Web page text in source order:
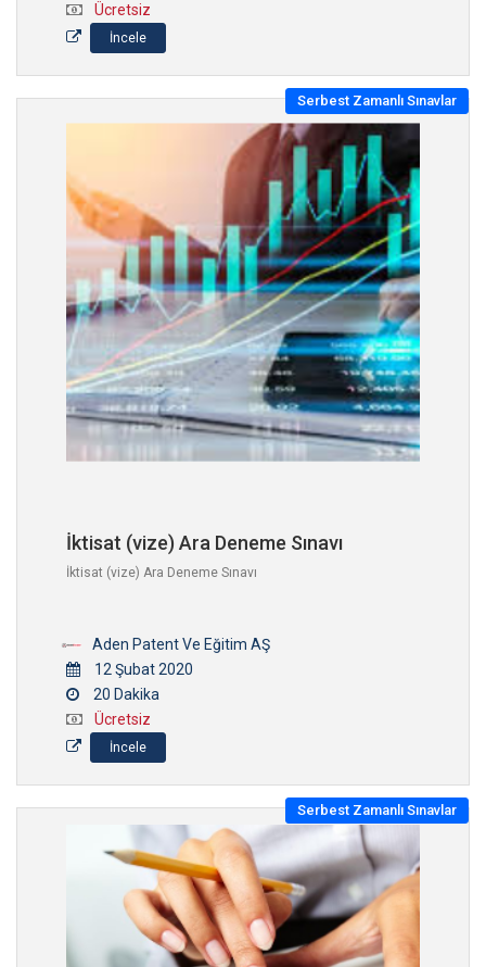
Ücretsiz
İncele
İktisat (vize) Ara Deneme Sınavı
İktisat (vize) Ara Deneme Sınavı
Aden Patent Ve Eğitim AŞ
12 Şubat 2020
20 Dakika
Ücretsiz
İncele
Serbest Zamanlı Sınavlar
Serbest Zamanlı Sınavlar